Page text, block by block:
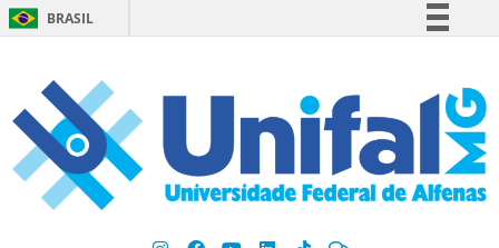
BRASIL
Participe
Acesso à informação
Legislação